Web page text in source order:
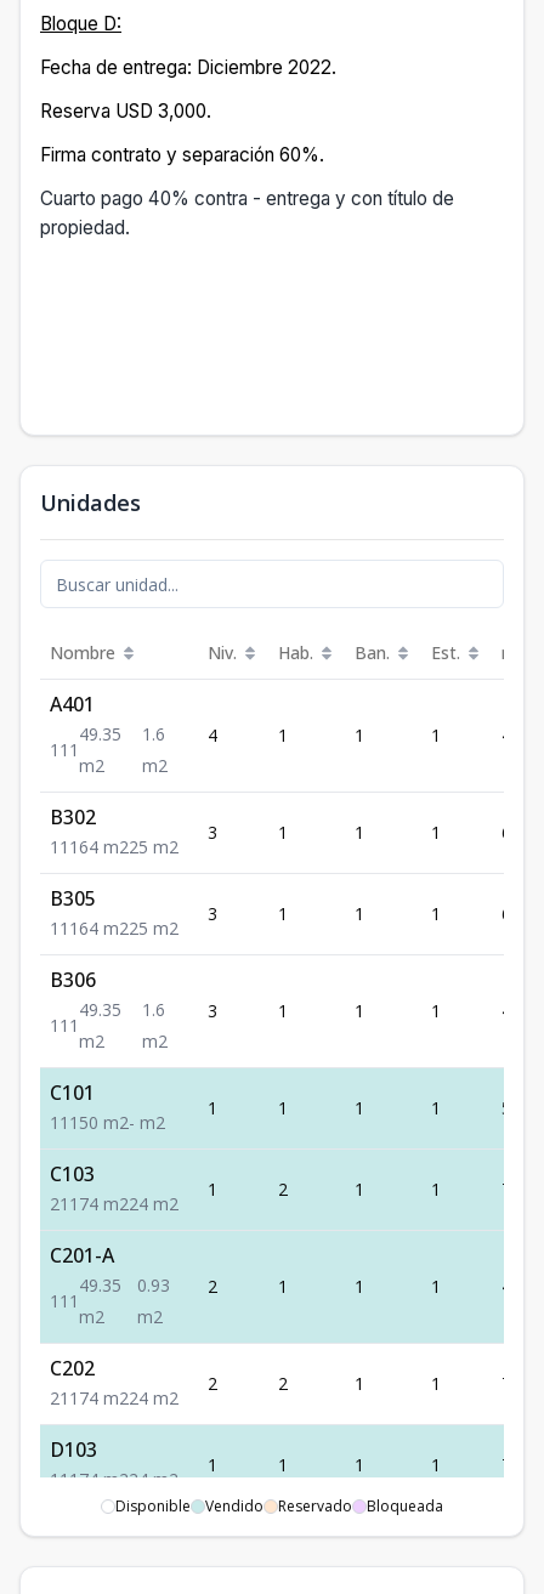
Bloque D:
Fecha de entrega: Diciembre 2022.
Reserva USD 3,000.
Firma contrato y separación 60%.
Cuarto pago 40% contra - entrega y con título de
propiedad.
Unidades
Nombre Niv. Hab. Ban. Est. m²
A401
1 1 1
49.35
m2
1.6
m2
4 1 1 1 49.35
B302
1 1 1 64 m225 m2
3 1 1 1 64
B305
1 1 1 64 m225 m2
3 1 1 1 64
B306
1 1 1
49.35
m2
1.6
m2
3 1 1 1 49.35
C101
1 1 1 50 m2- m2
1 1 1 1 50
C103
21 1 74 m224 m2
1 2 1 1 74
C201-A
1 1 1
49.35
m2
0.93
m2
2 1 1 1 49.35
C202
21 1 74 m224 m2
2 2 1 1 74
D103
11174m224m2
1 1 1 1 74
D203
Disponible Vendido Reservado Bloqueada